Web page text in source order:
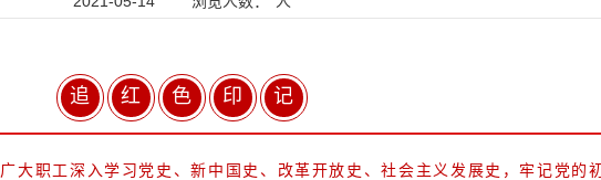
追 红 色 印 记
大职工深入学习党史、新中国史、改革开放史、社会主义发展史，牢记党的